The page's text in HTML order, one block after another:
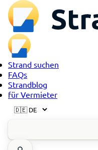
Strand suchen
FAQs
Strandblog
für Vermieter